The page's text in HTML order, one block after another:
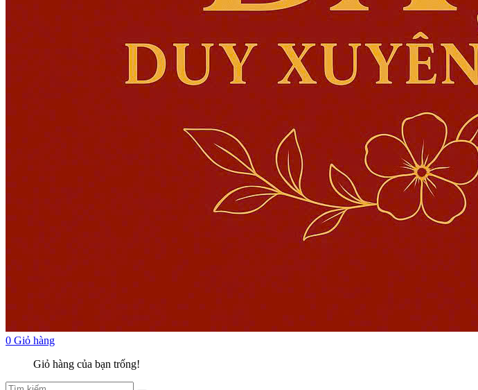
0 Giỏ hàng
Giỏ hàng của bạn trống!